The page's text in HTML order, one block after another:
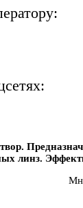
линз.